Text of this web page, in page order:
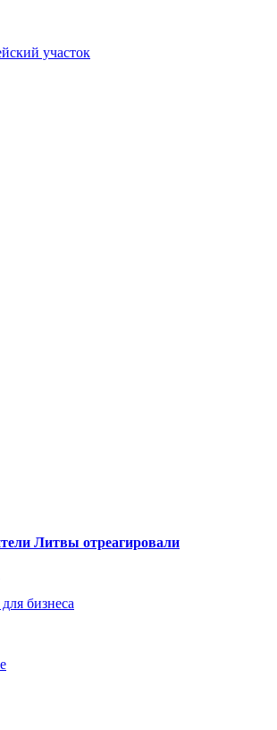
участок
Литвы отреагировали
бизнеса